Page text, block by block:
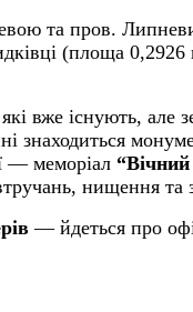
та пров.
(площа 0,2926
вже існують, але
знаходиться
— меморіал
нищення та
— йдеться про